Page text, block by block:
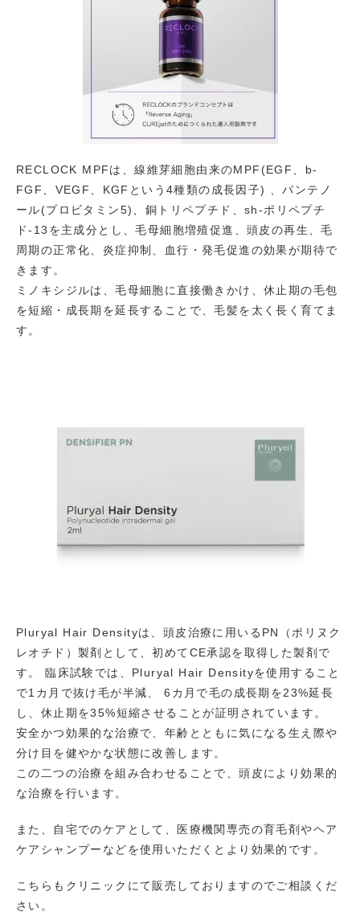
RECLOCK MPFは、線維芽細胞由来のMPF(EGF、b-
FGF、VEGF、KGFという4種類の成長因子) 、パンテノ
ール(プロビタミン5)、銅トリペプチド、sh-ポリペプチ
ド-13を主成分とし、毛母細胞増殖促進、頭皮の再生、毛
周期の正常化、炎症抑制、血行・発毛促進の効果が期待で
きます。
ミノキシジルは、毛母細胞に直接働きかけ、休止期の毛包
を短縮・成長期を延長することで、毛髪を太く長く育てま
す。
Pluryal Hair Densityは、頭皮治療に用いるPN（ポリヌク
レオチド）製剤として、初めてCE承認を取得した製剤で
す。 臨床試験では、Pluryal Hair Densityを使用すること
で1カ月で抜け毛が半減、 6カ月で毛の成長期を23%延長
し、休止期を35%短縮させることが証明されています。
安全かつ効果的な治療で、年齢とともに気になる生え際や
分け目を健やかな状態に改善します。
この二つの治療を組み合わせることで、頭皮により効果的
な治療を行います。
また、自宅でのケアとして、医療機関専売の育毛剤やヘア
ケアシャンプーなどを使用いただくとより効果的です。
こちらもクリニックにて販売しておりますのでご相談くだ
さい。